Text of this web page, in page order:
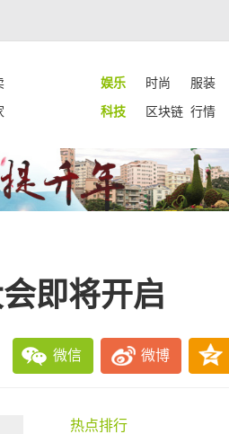
娱乐 时尚 服装
科技 区块链 行情
即将开启
微信 微博
热点排行